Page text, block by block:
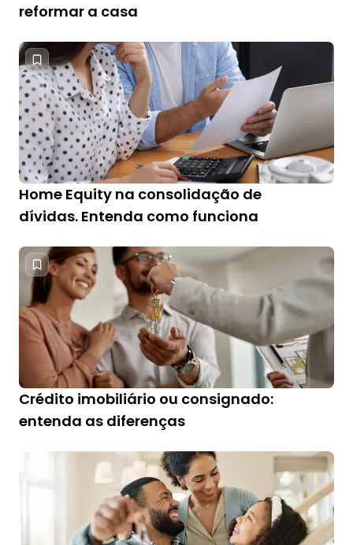
reformar a casa
Home Equity na consolidação de
dívidas. Entenda como funciona
Crédito imobiliário ou consignado:
entenda as diferenças